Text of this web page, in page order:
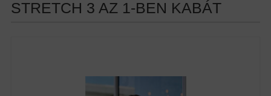
STRETCH 3 AZ 1-BEN KABÁT